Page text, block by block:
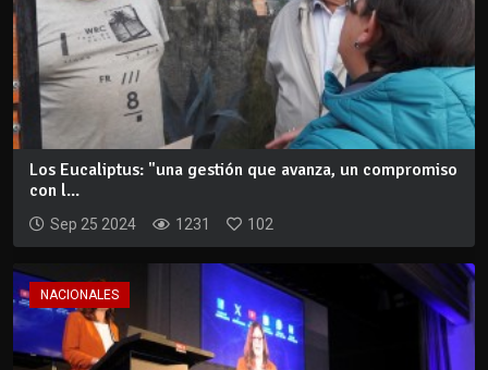
Los Eucaliptus: "una gestión que avanza, un compromiso
con l...
Sep 25 2024 1231 102
NACIONALES